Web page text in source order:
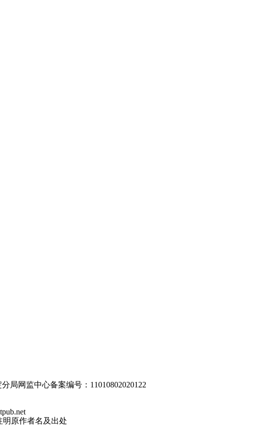
局网监中心备案编号：11010802020122
明原作者名及出处